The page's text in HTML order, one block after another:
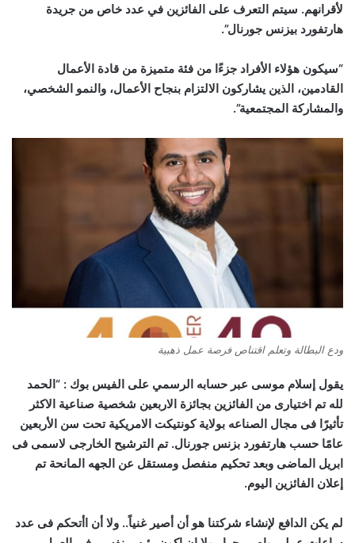
لأقرانهم. سيتم التعرف على الفائزين في عدد خاص من جريدة
هارتفورد بيزنس جورنال”.
“سيكون هؤلاء الأفراد جزءًا من فئة متميزة من قادة الأعمال
القادمين، الذين يشاركون الالتزام بنجاح الأعمال، والنمو الشخصي،
والمشاركة المجتمعية”.
ودع البطالة وتعلم اقتناص فرصة عمل ذهبية
يقول إسلام موسى عبر حسابه الرسمي على الفيس بوك : “الحمد
لله تم اختيارى من الفائزين بجائزة الاربعين شخصية صناعية الاكثر
تأثيرًا فى مجال الصناعه بولاية كونتيكت الامريكية تحت سن الأربعين
عامًا حسب هارتفورد بزنس جورنال. تم الترشيح الخارجى لاسمى فى
ابريل الماضى وبعد تحكيم منفصل ومستقل عن الجهه المانحة تم
إعلان الفائزين اليوم.
لم يكن الدافع لإنشاء شركتنا هو أن أصير غنياً.. ولا أن اأتحكم فى عدد